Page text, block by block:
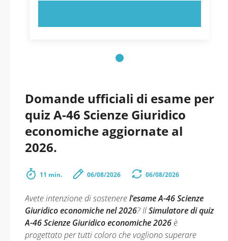
Domande ufficiali di esame per
quiz A-46 Scienze Giuridico
economiche aggiornate al
2026.
11 min. 06/08/2026 06/08/2026
Avete intenzione di sostenerel’esame A-46 Scienze
Giuridico economiche nel 2026? IlSimulatore di quiz
A-46 Scienze Giuridico economiche 2026 è
progettato per tutti coloro che vogliono superare